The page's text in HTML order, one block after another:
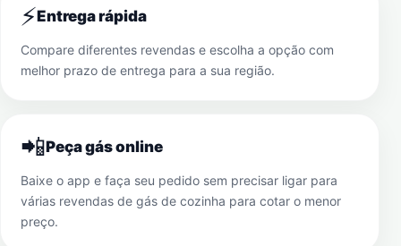
⚡Entrega rápida
Compare diferentes revendas e escolha a opção com
melhor prazo de entrega para a sua região.
📲Peça gás online
Baixe o app e faça seu pedido sem precisar ligar para
várias revendas de gás de cozinha para cotar o menor
preço.